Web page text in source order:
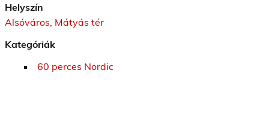
Helyszín
Alsóváros, Mátyás tér
Kategóriák
60 perces Nordic